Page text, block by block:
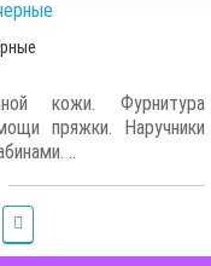
кожи. Фурнитура
пряжки. Наручники
..